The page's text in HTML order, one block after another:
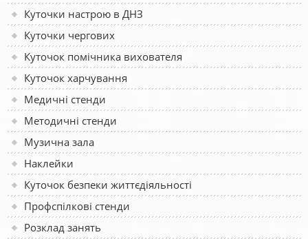
Куточки настрою в ДНЗ
Куточки чергових
Куточок помічника вихователя
Куточок харчування
Медичні стенди
Методичні стенди
Музична зала
Наклейки
Куточок безпеки життєдіяльності
Профспілкові стенди
Розклад занять